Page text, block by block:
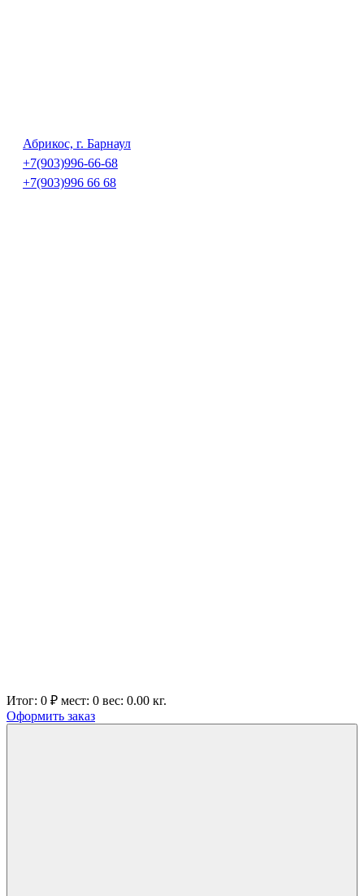
Абрикос, г. Барнаул
+7(903)996-66-68
+7(903)996 66 68
Итог: 0 ₽ мест: 0 вес: 0.00 кг.
Оформить заказ